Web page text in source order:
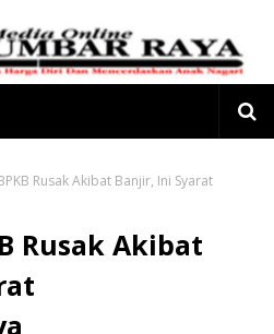
Rusak Akibat Banjir, Ini Syarat
Rusak Akibat